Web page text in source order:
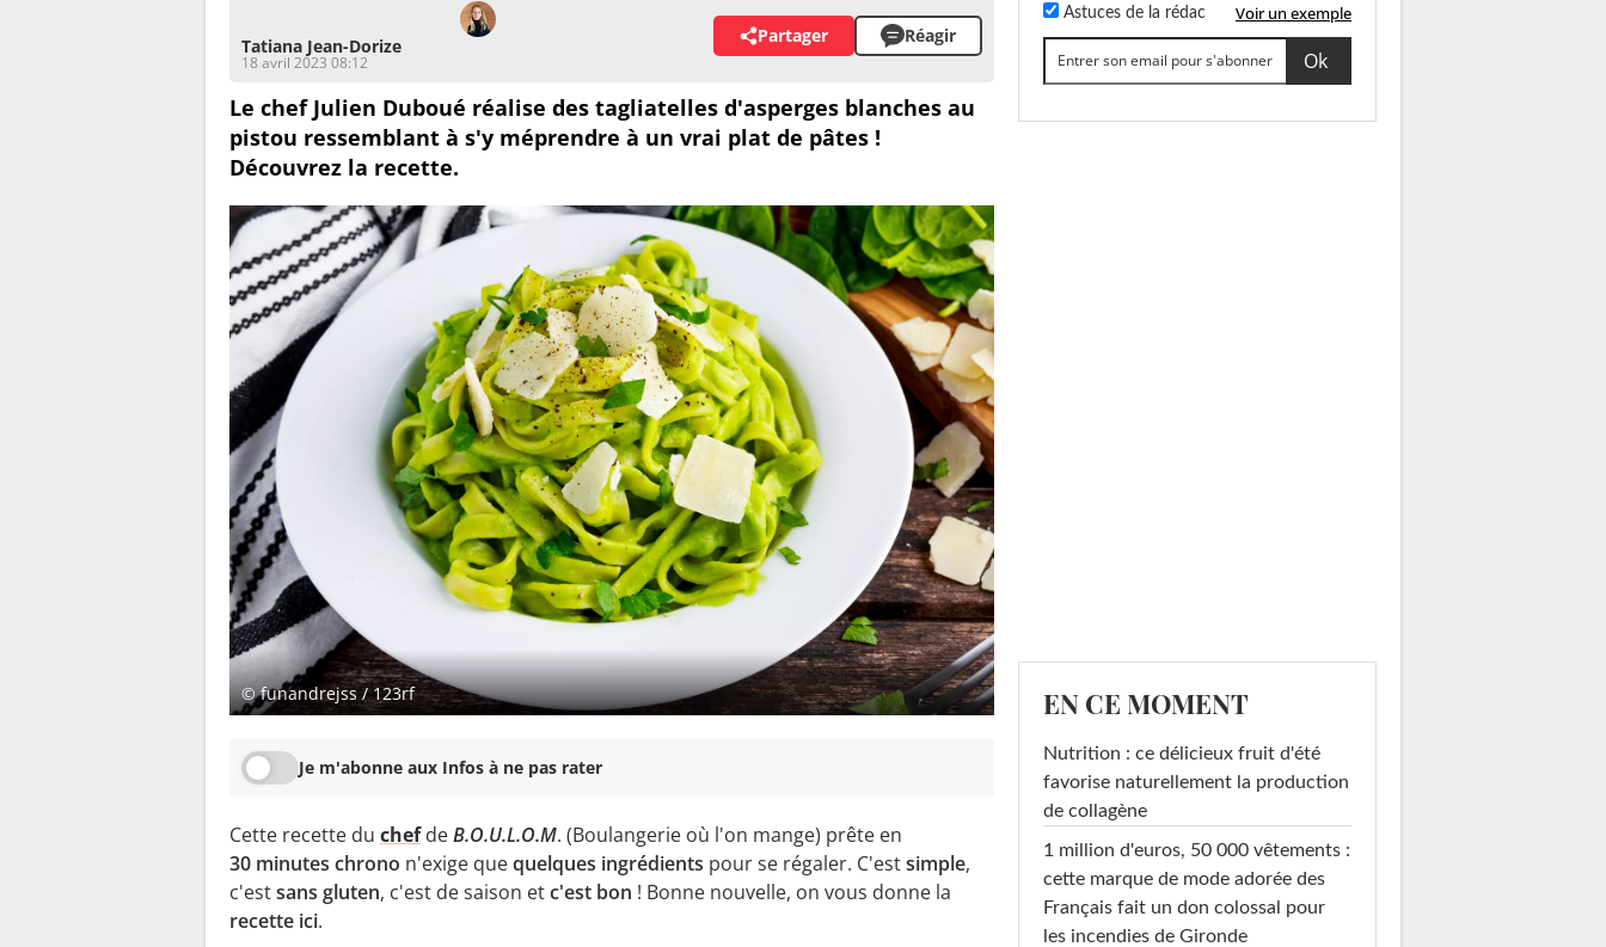
Tatiana Jean-Dorize
18 avril 2023 08:12
Partager Réagir
Le chef Julien Duboué réalise des tagliatelles d'asperges blanches au
pistou ressemblant à s'y méprendre à un vrai plat de pâtes !
Découvrez la recette.
© funandrejss / 123rf
Je m'abonne aux Infos à ne pas rater
Cette recette du chefdeB.O.U.L.O.M. (Boulangerie où l'on mange) prête en
30 minutes chrono n'exige quequelques ingrédients pour se régaler. C'estsimple,
c'estsans gluten, c'est de saison etc'est bon ! Bonne nouvelle, on vous donne la
recette ici.
Astuces de la rédac Voir un exemple
EN CE MOMENT
Nutrition : ce délicieux fruit d'été
favorise naturellement la production
de collagène
1 million d'euros, 50 000 vêtements :
cette marque de mode adorée des
Français fait un don colossal pour
les incendies de Gironde